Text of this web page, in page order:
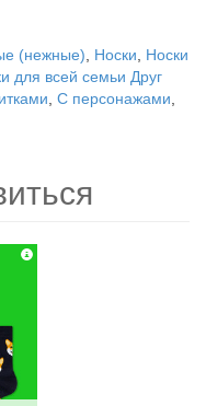
(нежные) Носки
Носки
для всей семьи Друг
С персонажами